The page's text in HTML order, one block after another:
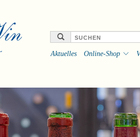
Aktuelles Online-Shop